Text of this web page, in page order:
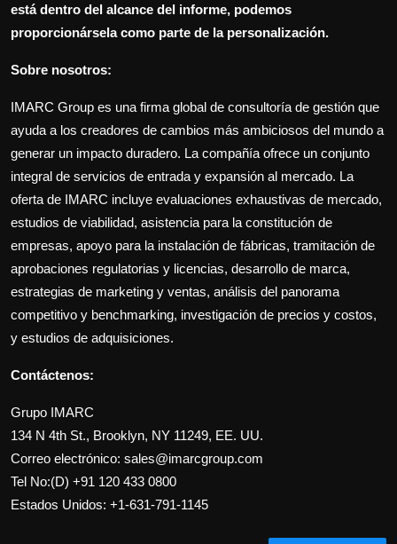
está dentro del alcance del informe, podemos
proporcionársela como parte de la personalización.
Sobre nosotros:
IMARC Group es una firma global de consultoría de gestión que
ayuda a los creadores de cambios más ambiciosos del mundo a
generar un impacto duradero. La compañía ofrece un conjunto
integral de servicios de entrada y expansión al mercado. La
oferta de IMARC incluye evaluaciones exhaustivas de mercado,
estudios de viabilidad, asistencia para la constitución de
empresas, apoyo para la instalación de fábricas, tramitación de
aprobaciones regulatorias y licencias, desarrollo de marca,
estrategias de marketing y ventas, análisis del panorama
competitivo y benchmarking, investigación de precios y costos,
y estudios de adquisiciones.
Contáctenos:
Grupo IMARC
134 N 4th St., Brooklyn, NY 11249, EE. UU.
Correo electrónico: sales@imarcgroup.com
Tel No:(D) +91 120 433 0800
Estados Unidos: +1-631-791-1145